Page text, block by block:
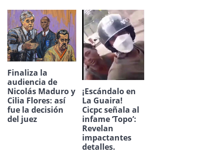
Finaliza la
audiencia de
Nicolás Maduro y
Cilia Flores: así
fue la decisión
del juez
¡Escándalo en
La Guaira!
Cicpc señala al
infame ‘Topo’:
Revelan
impactantes
detalles.